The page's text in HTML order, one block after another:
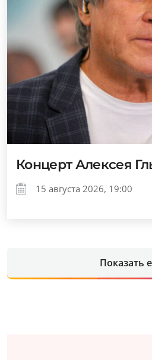
Концерт Алексея
15 августа 2026, 19:00
Показать